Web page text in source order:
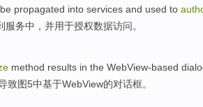
propagated into services and used to
服务中， 并用于授权数据访问。
method results in the WebView-based
致图5中基于WebView的对话框。